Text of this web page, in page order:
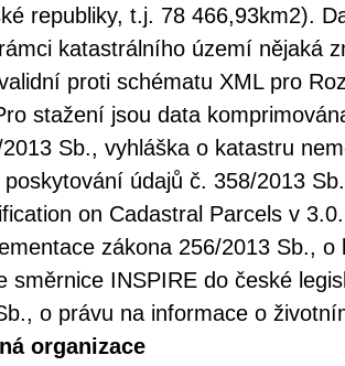
republiky, t.j. 78 466,93km2).
katastrálního území nějaká
proti schématu XML pro
stažení jsou data
Sb., vyhláška o katastru
údajů č. 358/2013
on Cadastral Parcels v
zákona 256/2013 Sb.,
směrnice INSPIRE do české
o právu na informace o
organizace